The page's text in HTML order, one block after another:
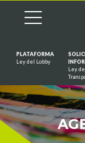
PLATAFORMA
Ley del Lobby
Ley de